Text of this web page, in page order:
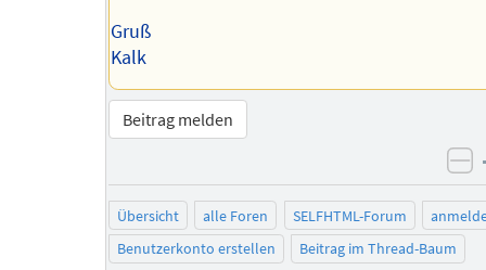
Gruß
Kalk
Beitrag melden
Übersicht alle Foren SELFHTML-Forum
Benutzerkonto erstellen
Beitrag im Thread-Baum